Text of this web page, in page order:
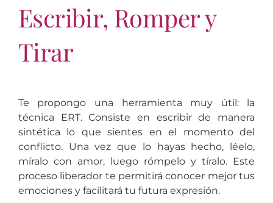
Escribir, Romper y
Tirar
Te propongo una herramienta muy útil: la
técnica ERT. Consiste en escribir de manera
sintética lo que sientes en el momento del
conflicto. Una vez que lo hayas hecho, léelo,
míralo con amor, luego rómpelo y tíralo. Este
proceso liberador te permitirá conocer mejor tus
emociones y facilitará tu futura expresión.